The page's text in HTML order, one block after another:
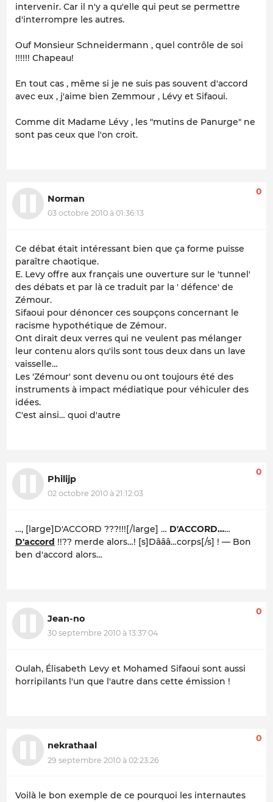
intervenir. Car il n'y a qu'elle qui peut se permettre
d'interrompre les autres.
Ouf Monsieur Schneidermann , quel contrôle de soi
!!!!!! Chapeau!
En tout cas , même si je ne suis pas souvent d'accord
avec eux , j'aime bien Zemmour , Lévy et Sifaoui.
Comme dit Madame Lévy , les "mutins de Panurge" ne
sont pas ceux que l'on croit.
Norman
03 octobre 2010 à 01:36:13
0
Ce débat était intéressant bien que ça forme puisse
paraître chaotique.
E. Levy offre aux français une ouverture sur le 'tunnel'
des débats et par là ce traduit par la ' défence' de
Zémour.
Sifaoui pour dénoncer ces soupçons concernant le
racisme hypothétique de Zémour.
Ont dirait deux verres qui ne veulent pas mélanger
leur contenu alors qu'ils sont tous deux dans un lave
vaisselle…
Les 'Zémour' sont devenu ou ont toujours été des
instruments à impact médiatique pour véhiculer des
idées.
C'est ainsi… quoi d'autre
Philijp
02 octobre 2010 à 21:12:03
0
…, [large]D'ACCORD ???!!![/large] … D'ACCORD……
D'accord !!?? merde alors…! [s]Dâââ…corps[/s] ! — Bon
ben d'accord alors…
Jean-no
30 septembre 2010 à 13:37:04
0
Oulah, Élisabeth Levy et Mohamed Sifaoui sont aussi
horripilants l'un que l'autre dans cette émission !
nekrathaal
29 septembre 2010 à 02:23:26
0
Voilà le bon exemple de ce pourquoi les internautes